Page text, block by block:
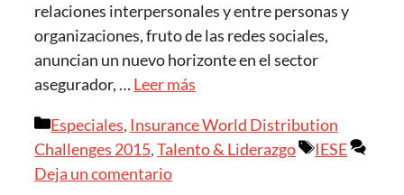
relaciones interpersonales y entre personas y
organizaciones, fruto de las redes sociales,
anuncian un nuevo horizonte en el sector
asegurador, …Leer más
Categorías
Especiales, Insurance World Distribution
Challenges 2015,Talento & Liderazgo Etiquetas
IESE
Deja un comentario